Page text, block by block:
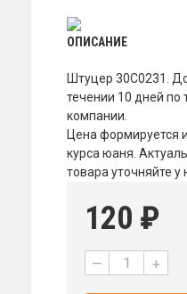
ОПИСАНИЕ
Штуцер 30C0231.
течении 10 дней по
компании.
Цена формируется
курса юаня.
товара уточняйте
120 ₽
— +